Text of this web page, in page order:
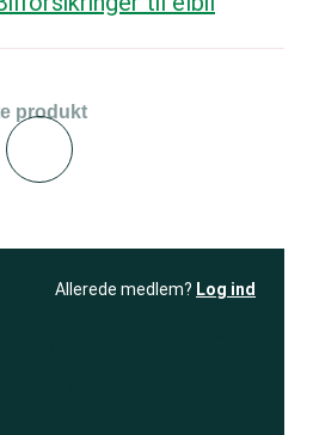
produkt
Allerede medlem? Log ind